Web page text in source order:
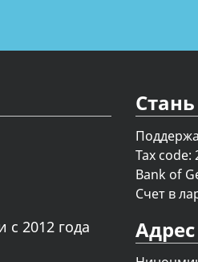
с 2012 года
Tax code:
Bank of
Счет в
Адрес